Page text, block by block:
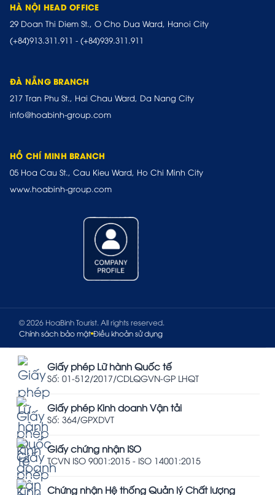
HÀ NỘI HEAD OFFICE
29 Doan Thi Diem St., O Cho Dua Ward, Hanoi City
(+84)913.311.911 - (+84)939.311.911
ĐÀ NẴNG BRANCH
217 Tran Phu St., Hai Chau Ward, Da Nang City
info@hoabinh-group.com
HỒ CHÍ MINH BRANCH
05 Hoa Cau St., Cau Kieu Ward, Ho Chi Minh City
www.hoabinh-group.com
© 2026 HoaBinh Tourist. All rights reserved.
Chính sách bảo mật Điều khoản sử dụng
Giấy phép Lữ hành Quốc tế
Số: 01-512/2017/CDLQGVN-GP LHQT
Giấy phép Kinh doanh Vận tải
Số: 364/GPXDVT
Giấy chứng nhận ISO
TCVN ISO 9001:2015 - ISO 14001:2015
Chứng nhận Hệ thống Quản lý Chất lượng